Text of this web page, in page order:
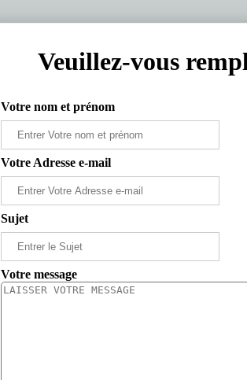
Veuillez-vous
Votre nom et prénom
Votre Adresse e-mail
Sujet
Votre message